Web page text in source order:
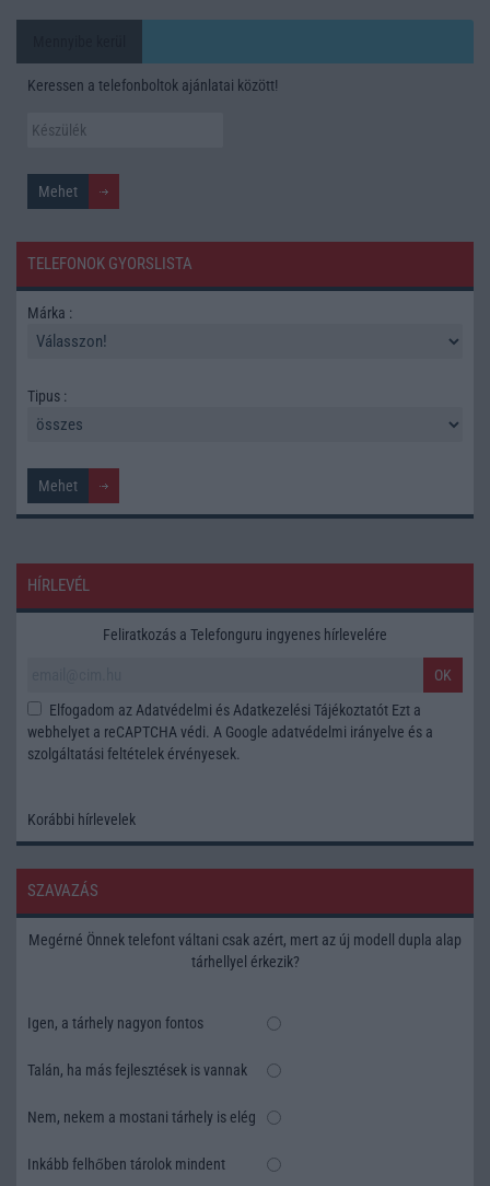
Keressen a telefonboltok ajánlatai között!
TELEFONOK GYORSLISTA
Márka :
Tipus :
HÍRLEVÉL
Feliratkozás a Telefonguru ingyenes hírlevelére
OK
Elfogadom az Adatvédelmi és Adatkezelési Tájékoztatót Ezt a
webhelyet a reCAPTCHA védi. A Google adatvédelmi irányelve és a
szolgáltatási feltételek érvényesek.
Korábbi hírlevelek
SZAVAZÁS
Megérné Önnek telefont váltani csak azért, mert az új modell dupla alap
tárhellyel érkezik?
Igen, a tárhely nagyon fontos
Talán, ha más fejlesztések is vannak
Nem, nekem a mostani tárhely is elég
Inkább felhőben tárolok mindent